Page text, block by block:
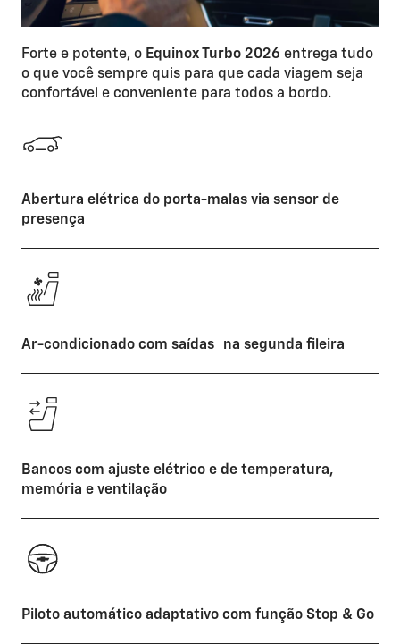
Forte e potente, o Equinox Turbo 2026 entrega tudo
o que você sempre quis para que cada viagem seja
confortável e conveniente para todos a bordo.
Abertura elétrica do porta-malas via sensor de
presença
Ar-condicionado com saídas na segunda fileira
Bancos com ajuste elétrico e de temperatura,
memória e ventilação
Piloto automático adaptativo com função Stop & Go